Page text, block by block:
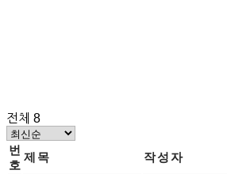
전체 8
번
호
제목 작성자